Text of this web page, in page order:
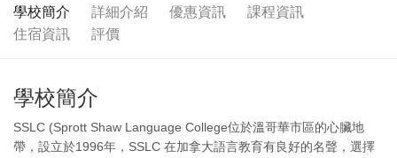
學校簡介 詳細介紹 優惠資訊
課程資訊
住宿資訊
評價
學校簡介
SSLC (Sprott Shaw Language College位於溫哥華市區的心臟地
帶，設立於1996年，SSLC 在加拿大語言教育有良好的名聲，選擇